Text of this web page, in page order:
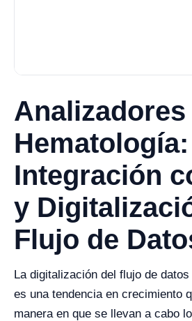
Analizadores
Hematología:
Integración
y
Flujo de
La digitalización del flujo de
es una tendencia en crecimiento
manera en que se llevan a cabo